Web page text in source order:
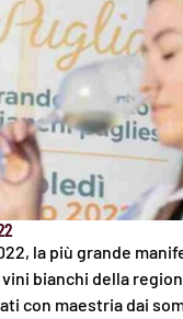
la più grande
bianchi della
con maestria dai